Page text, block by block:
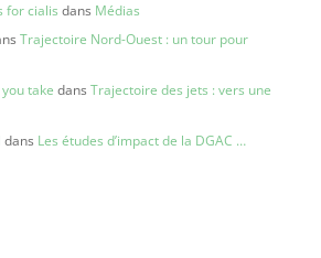
for cialis dans Médias
Trajectoire Nord-Ouest : un tour pour
take dans Trajectoire des jets : vers une
dans Les études d’impact de la DGAC …